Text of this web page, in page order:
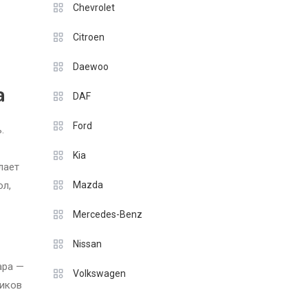
—
Chevrolet
Citroen
Daewoo
DAF
Ford
Kia
Mazda
Mercedes-Benz
Nissan
Volkswagen